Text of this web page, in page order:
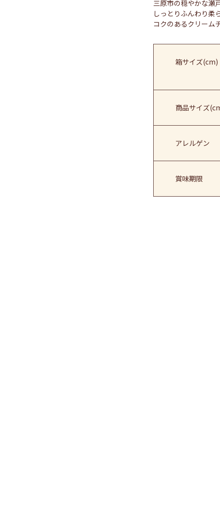
三原市の穏やかな瀬
しっとりふんわり柔
コクのあるクリーム
箱サイズ(cm)
商品サイズ
アレルゲン
賞味期限